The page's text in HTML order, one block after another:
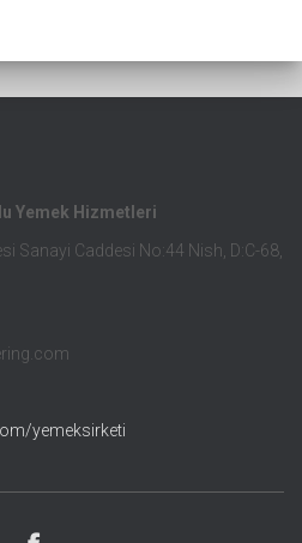
Yemek Hizmetleri
Sanayi Caddesi No:44 Nish, D:C-68,
yemeksirketi